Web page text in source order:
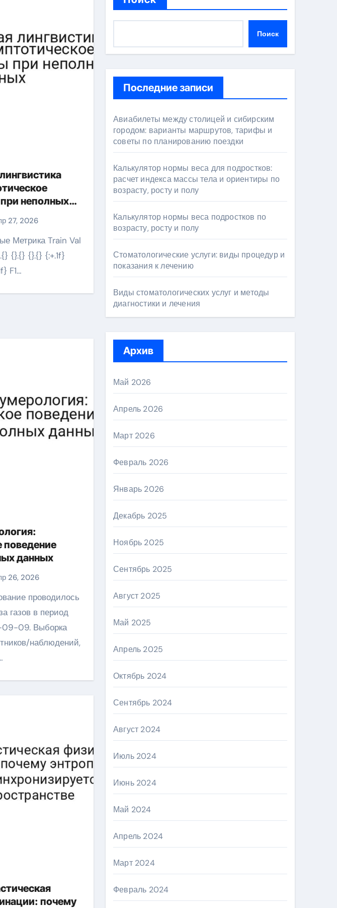
неполных
27, 2026
{}.{} {}.{} {:+.1f}
F1…
поведение
данных
26, 2026
газов в период
09. Выборка
наблюдений,
почему
Поиск
Последние записи
Авиабилеты между столицей и сибирским
городом: варианты маршрутов, тарифы и
советы по планированию поездки
Калькулятор нормы веса для подростков:
расчет индекса массы тела и ориентиры по
возрасту, росту и полу
Калькулятор нормы веса подростков по
возрасту, росту и полу
Стоматологические услуги: виды процедур и
показания к лечению
Виды стоматологических услуг и методы
диагностики и лечения
Архив
Май 2026
Апрель 2026
Март 2026
Февраль 2026
Январь 2026
Декабрь 2025
Ноябрь 2025
Сентябрь 2025
Август 2025
Май 2025
Апрель 2025
Октябрь 2024
Сентябрь 2024
Август 2024
Июль 2024
Июнь 2024
Май 2024
Апрель 2024
Март 2024
Февраль 2024